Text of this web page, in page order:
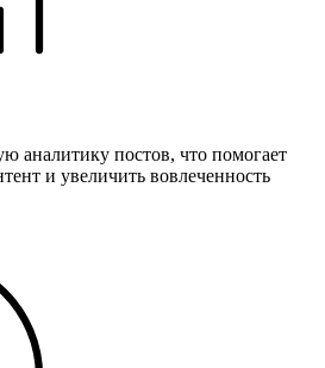
аналитику постов, что помогает
и увеличить вовлеченность